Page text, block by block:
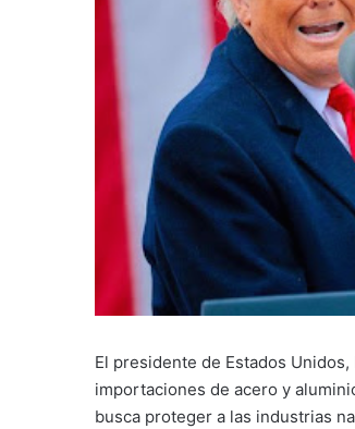
El presidente de Estados
importaciones de acero y
busca proteger a las industrias